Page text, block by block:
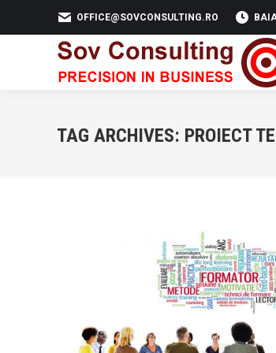
OFFICE@SOVCONSULTING.RO
TAG ARCHIVES: PROIECT